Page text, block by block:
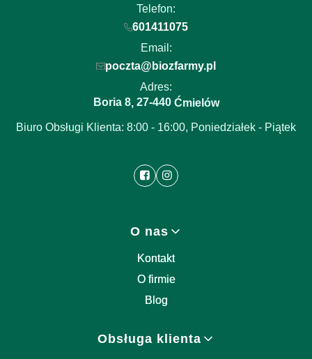
Telefon:
601411075
Email:
poczta@biozfarmy.pl
Adres:
Boria 8, 27-440Ćmielów
Biuro Obsługi Klienta: 8:00 - 16:00, Poniedziałek - Piątek
O nas
Kontakt
O firmie
Blog
Obsługa klienta